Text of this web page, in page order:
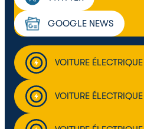
GOOGLE NEWS
VOITURE
VOITURE